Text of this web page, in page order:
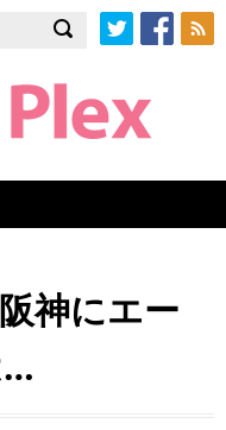
神にエー
…